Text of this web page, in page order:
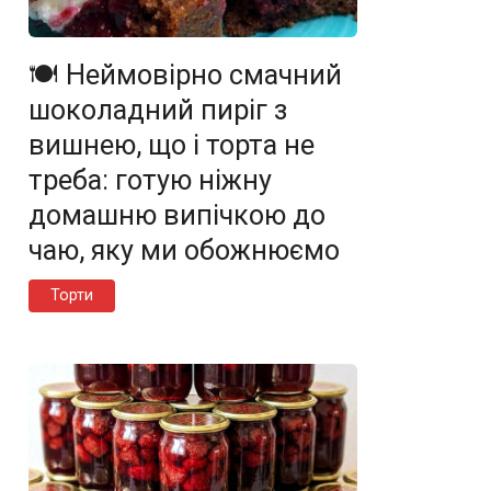
🍽️ Неймовірно смачний
шоколадний пиріг з
вишнею, що і торта не
треба: готую ніжну
домашню випічкою до
чаю, яку ми обожнюємо
Торти